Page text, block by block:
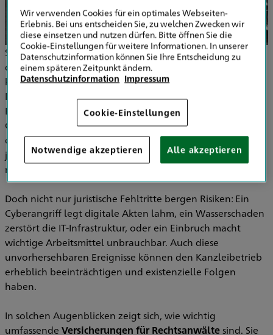
Sie sitzen spät im Büro, durchforsten Aktenberge – und in
der Hektik rutscht ein Termin durcheinander oder ein
kleiner Formfehler bleibt unbemerkt. Plötzlich steht ein
Mandant mit einer Schadenersatzforderung vor der Tür.
Ebenso können Situationen entstehen, in denen ein
Gespräch anders verläuft als erwartet, Missverständnisse
entstehen und das Vertrauensverhältnis leidet – mit
juristischen oder disziplinarischen Konsequenzen, die
niemand vorhersehen konnte.
Doch nicht nur juristische Fehltritte bergen Risiken: Ein
Cyberangriff legt digitale Akten lahm, ein Wasserschaden
zerstört die IT-Infrastruktur, oder ein Einbruch macht
wichtige Arbeitsmittel unbrauchbar. Auch diese
unvorhersehbaren Ereignisse können den Kanzleibetrieb
erheblich beeinträchtigen und existenzielle Folgen
haben.
In solchen Augenblicken zeigt sich, wie wichtig
umfassende Versicherungen für Rechtsanwälte sind. Sie
Wir verwenden Cookies für ein optimales Webseiten-
Erlebnis. Bei uns entscheiden Sie, zu welchen Zwecken wir
diese einsetzen und nutzen dürfen. Bitte öffnen Sie die
Cookie-Einstellungen für weitere Informationen. In unserer
Datenschutzinformation können Sie Ihre Entscheidung zu
einem späteren Zeitpunkt ändern.
Datenschutzinformation Impressum
Cookie-Einstellungen
Notwendige akzeptieren Alle akzeptieren